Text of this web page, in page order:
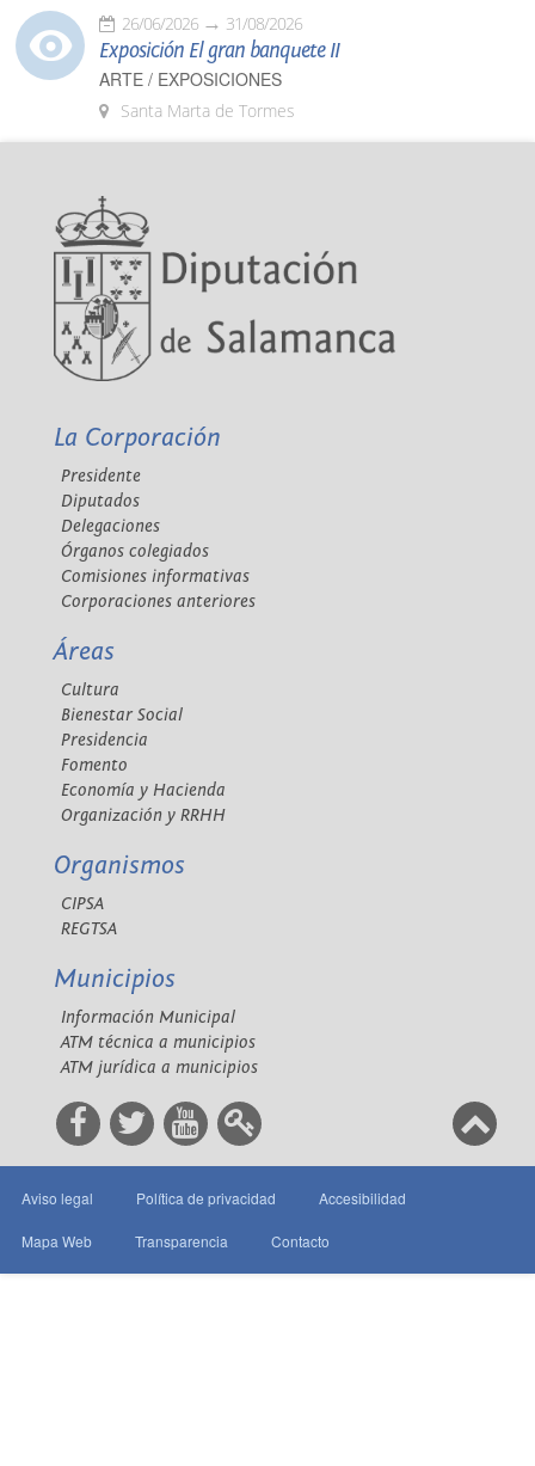
26/06/2026 31/08/2026
Exposición El gran banquete II
ARTE / EXPOSICIONES
Santa Marta de Tormes
La Corporación
Presidente
Diputados
Delegaciones
Órganos colegiados
Comisiones informativas
Corporaciones anteriores
Áreas
Cultura
Bienestar Social
Presidencia
Fomento
Economía y Hacienda
Organización y RRHH
Organismos
CIPSA
REGTSA
Municipios
Información Municipal
ATM técnica a municipios
ATM jurídica a municipios
Aviso legal Política de privacidad Accesibilidad
Mapa Web Transparencia Contacto